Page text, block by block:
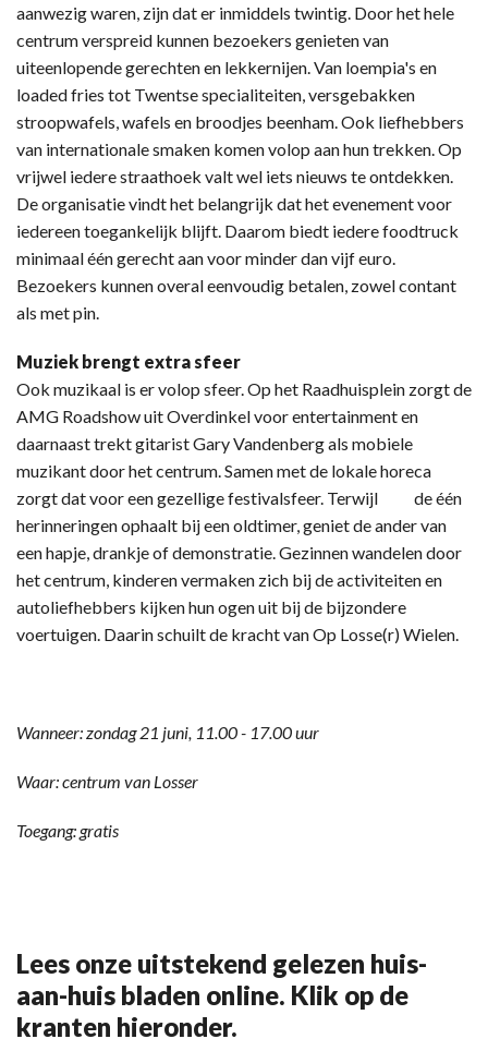
aanwezig waren, zijn dat er inmiddels twintig. Door het hele
centrum verspreid kunnen bezoekers genieten van
uiteenlopende gerechten en lekkernijen. Van loempia's en
loaded fries tot Twentse specialiteiten, versgebakken
stroopwafels, wafels en broodjes beenham. Ook liefhebbers
van internationale smaken komen volop aan hun trekken. Op
vrijwel iedere straathoek valt wel iets nieuws te ontdekken.
De organisatie vindt het belangrijk dat het evenement voor
iedereen toegankelijk blijft. Daarom biedt iedere foodtruck
minimaal één gerecht aan voor minder dan vijf euro.
Bezoekers kunnen overal eenvoudig betalen, zowel contant
als met pin.
Muziek brengt extra sfeer
Ook muzikaal is er volop sfeer. Op het Raadhuisplein zorgt de
AMG Roadshow uit Overdinkel voor entertainment en
daarnaast trekt gitarist Gary Vandenberg als mobiele
muzikant door het centrum. Samen met de lokale horeca
zorgt dat voor een gezellige festivalsfeer. Terwijl de één
herinneringen ophaalt bij een oldtimer, geniet de ander van
een hapje, drankje of demonstratie. Gezinnen wandelen door
het centrum, kinderen vermaken zich bij de activiteiten en
autoliefhebbers kijken hun ogen uit bij de bijzondere
voertuigen. Daarin schuilt de kracht van Op Losse(r) Wielen.
Wanneer: zondag 21 juni, 11.00 - 17.00 uur
Waar: centrum van Losser
Toegang: gratis
Lees onze uitstekend gelezen huis-
aan-huis bladen online. Klik op de
kranten hieronder.